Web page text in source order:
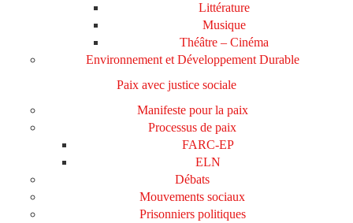
Littérature
Musique
Théâtre – Cinéma
Environnement et Développement Durable
Paix avec justice sociale
Manifeste pour la paix
Processus de paix
FARC-EP
ELN
Débats
Mouvements sociaux
Prisonniers politiques